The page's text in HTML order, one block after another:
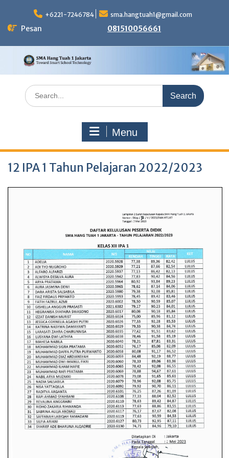
content
+6221-7246784 sma.hangtuah1@gmail.com
Pesan 081510056661
Search
for:
Menu
12 IPA 1 Tahun Pelajaran 2022/2023